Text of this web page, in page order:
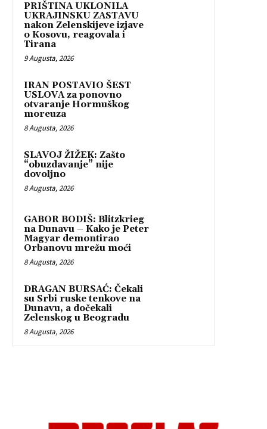
PRIŠTINA UKLONILA
UKRAJINSKU ZASTAVU
nakon Zelenskijeve izjave
o Kosovu, reagovala i
Tirana
9 Augusta, 2026
IRAN POSTAVIO ŠEST
USLOVA za ponovno
otvaranje Hormuškog
moreuza
8 Augusta, 2026
SLAVOJ ŽIŽEK: Zašto
“obuzdavanje” nije
dovoljno
8 Augusta, 2026
GABOR BODIŠ: Blitzkrieg
na Dunavu – Kako je Peter
Magyar demontirao
Orbanovu mrežu moći
8 Augusta, 2026
DRAGAN BURSAĆ: Čekali
su Srbi ruske tenkove na
Dunavu, a dočekali
Zelenskog u Beogradu
8 Augusta, 2026